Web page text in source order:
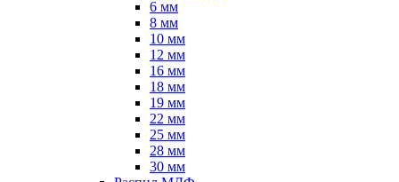
6 мм
8 мм
10 мм
12 мм
16 мм
18 мм
19 мм
22 мм
25 мм
28 мм
30 мм